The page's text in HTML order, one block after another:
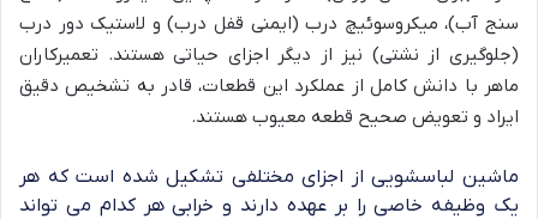
سنج آب)، میکروسوئیچ درب (ایمنی قفل درب) و لاستیک دور درب
(جلوگیری از نشتی) نیز از دیگر اجزای حیاتی هستند. تعمیرکاران
ماهر با دانش کامل از عملکرد این قطعات، قادر به تشخیص دقیق
ایراد و تعویض صحیح قطعه معیوب هستند.
ماشین لباسشویی از اجزای مختلفی تشکیل شده است که هر
یک وظیفه خاصی را بر عهده دارند و خرابی هر کدام می تواند